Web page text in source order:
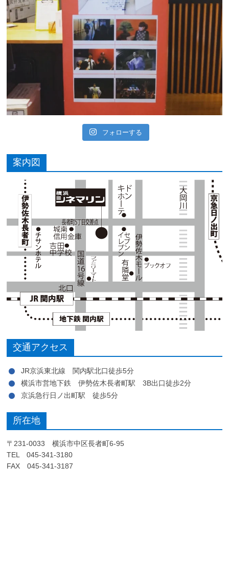
フォローする
案内図
交通アクセス
JR京浜東北線 関内駅北口徒歩5分
横浜市営地下鉄 伊勢佐木長者町駅 3B出口徒歩2分
京浜急行日ノ出町駅 徒歩5分
所在地
〒231-0033 横浜市中区長者町6-95
TEL 045-341-3180
FAX 045-341-3187